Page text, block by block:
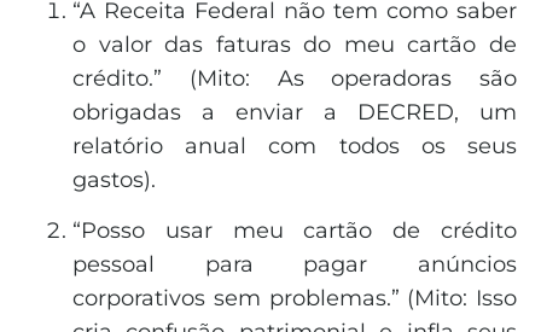
“A Receita Federal não tem como saber
o valor das faturas do meu cartão de
crédito.” (Mito: As operadoras são
obrigadas a enviar a DECRED, um
relatório anual com todos os seus
gastos).
“Posso usar meu cartão de crédito
pessoal para pagar anúncios
corporativos sem problemas.” (Mito: Isso